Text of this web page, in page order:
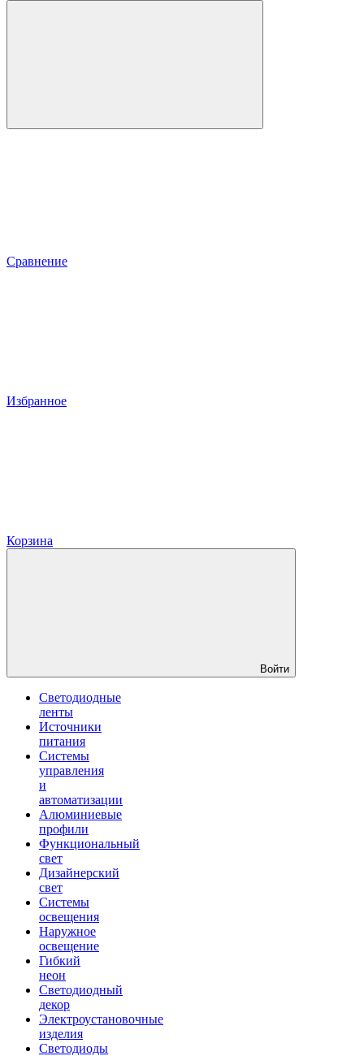
Сравнение
Избранное
Корзина
Войти
Светодиодные
ленты
Источники
питания
Системы
управления
и
автоматизации
Алюминиевые
профили
Функциональный
свет
Дизайнерский
свет
Системы
освещения
Наружное
освещение
Гибкий
неон
Светодиодный
декор
Электроустановочные
изделия
Светодиоды